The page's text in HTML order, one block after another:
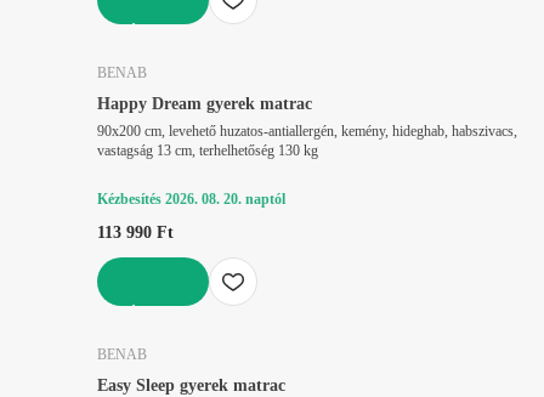
BENAB
Happy Dream gyerek matrac
90x200 cm, levehető huzatos-antiallergén, kemény, hideghab, habszivacs,
vastagság 13 cm, terhelhetőség 130 kg
Kézbesítés 2026. 08. 20. naptól
113 990 Ft
BENAB
Easy Sleep gyerek matrac